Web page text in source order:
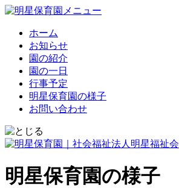
ホーム
お知らせ
園の紹介
園の一日
行事予定
明星保育園の様子
お問い合わせ
明星保育園の様子